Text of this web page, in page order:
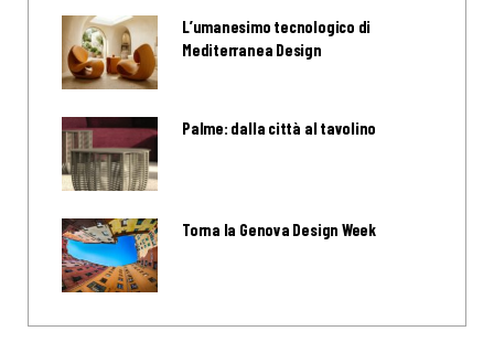
L’umanesimo tecnologico di
Mediterranea Design
Palme: dalla città al tavolino
Torna la Genova Design Week